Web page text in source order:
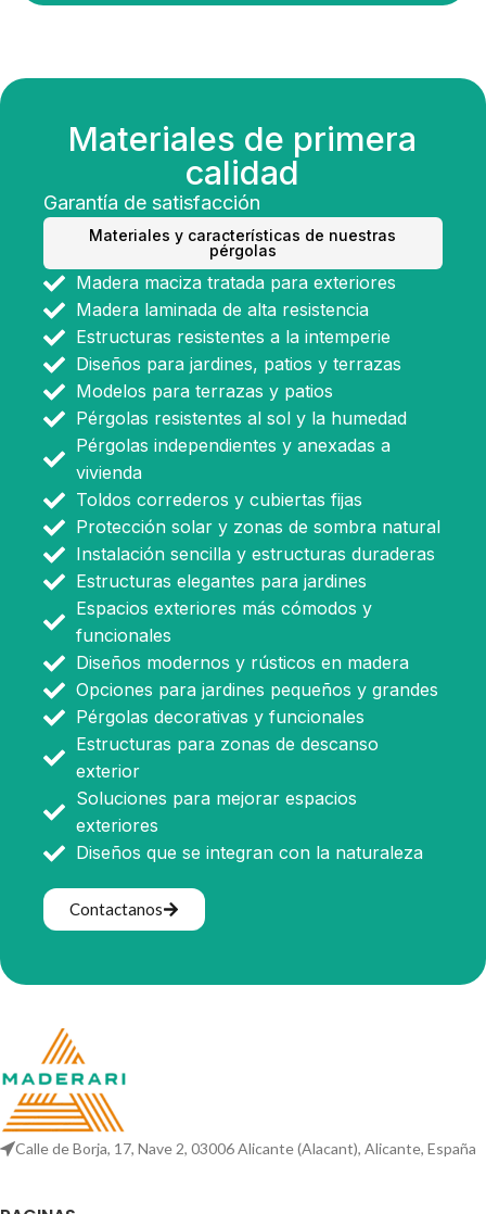
Materiales de primera
calidad
Garantía de satisfacción
Materiales y características de nuestras
pérgolas
Madera maciza tratada para exteriores
Madera laminada de alta resistencia
Estructuras resistentes a la intemperie
Diseños para jardines, patios y terrazas
Modelos para terrazas y patios
Pérgolas resistentes al sol y la humedad
Pérgolas independientes y anexadas a
vivienda
Toldos correderos y cubiertas fijas
Protección solar y zonas de sombra natural
Instalación sencilla y estructuras duraderas
Estructuras elegantes para jardines
Espacios exteriores más cómodos y
funcionales
Diseños modernos y rústicos en madera
Opciones para jardines pequeños y grandes
Pérgolas decorativas y funcionales
Estructuras para zonas de descanso
exterior
Soluciones para mejorar espacios
exteriores
Diseños que se integran con la naturaleza
Contactanos
Calle de Borja, 17, Nave 2, 03006 Alicante (Alacant), Alicante, España